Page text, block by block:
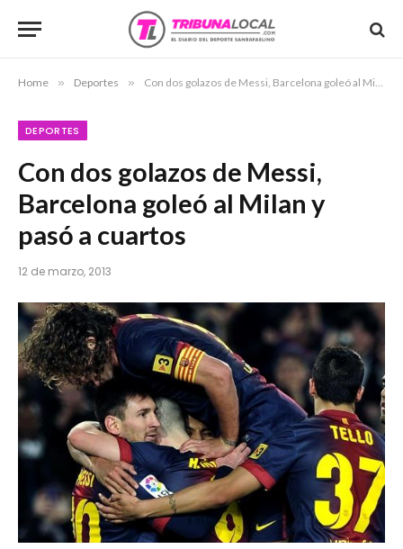
Home » Deportes » Con dos golazos de Messi, Barcelona goleó al Milan y pasó a cuartos
DEPORTES
Con dos golazos de Messi,
Barcelona goleó al Milan y
pasó a cuartos
12 de marzo, 2013